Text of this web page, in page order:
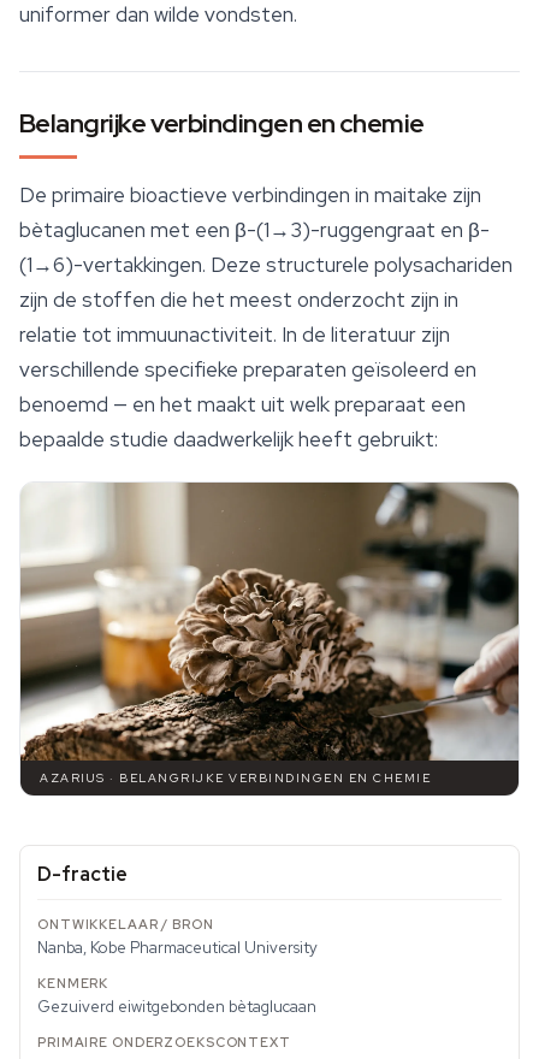
uniformer dan wilde vondsten.
Belangrijke verbindingen en chemie
De primaire bioactieve verbindingen in maitake zijn
bètaglucanen met een β-(1→3)-ruggengraat en β-
(1→6)-vertakkingen. Deze structurele polysachariden
zijn de stoffen die het meest onderzocht zijn in
relatie tot immuunactiviteit. In de literatuur zijn
verschillende specifieke preparaten geïsoleerd en
benoemd — en het maakt uit welk preparaat een
bepaalde studie daadwerkelijk heeft gebruikt:
AZARIUS · BELANGRIJKE VERBINDINGEN EN CHEMIE
D-fractie
Nanba, Kobe Pharmaceutical University
Gezuiverd eiwitgebonden bètaglucaan